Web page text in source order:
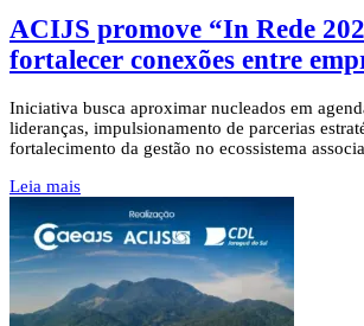
ACIJS promove “In Rede
fortalecer conexões entre
Iniciativa busca aproximar nucleados em
lideranças, impulsionamento de parcerias
fortalecimento da gestão no ecossistema
Leia mais